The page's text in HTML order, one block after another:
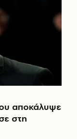
αποκάλυψε
στη